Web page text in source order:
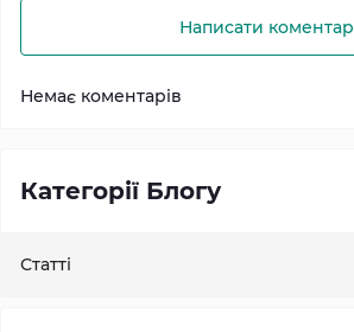
Написати коментар
Немає коментарів
Категорії Блогу
Статті